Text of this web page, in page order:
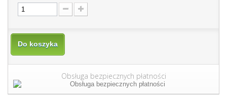
Do koszyka
Obsługa bezpiecznych płatności